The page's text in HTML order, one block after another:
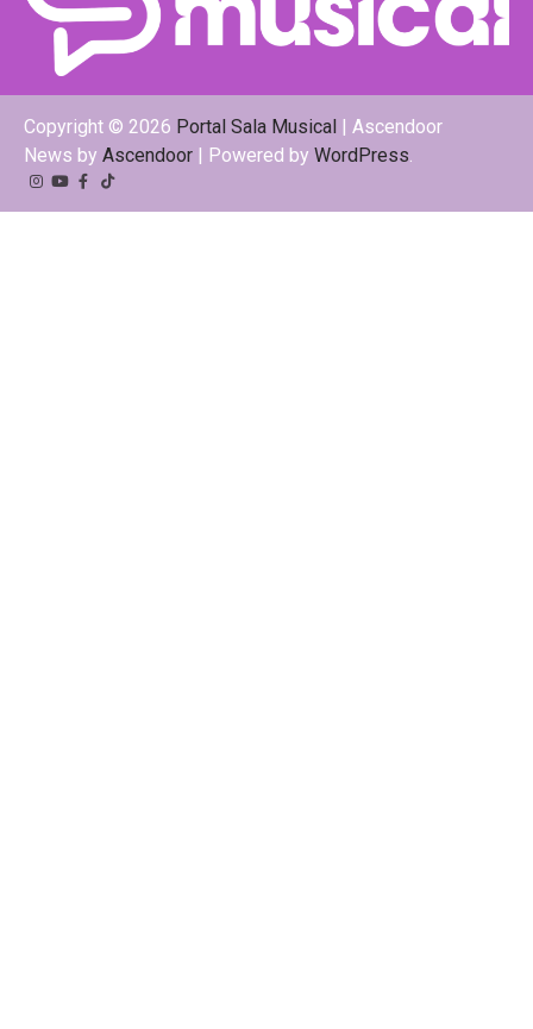
Copyright © 2026 Portal Sala Musical | Ascendoor
News by Ascendoor | Powered by WordPress
Instagram
YouTube
Facebook
Tiktok